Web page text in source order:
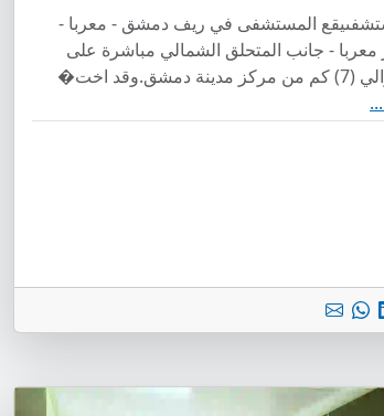
المستشفى في ريف دمشق - معربا -
- جانب المتحلق الشمالي مباشرة على
اخت�